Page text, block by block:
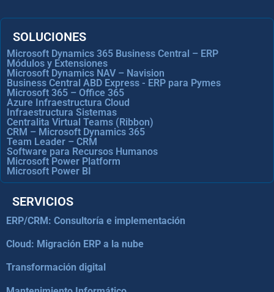
SOLUCIONES
Microsoft Dynamics 365 Business Central – ERP
Módulos y Extensiones
Microsoft Dynamics NAV – Navision
Business Central ABD Express - ERP para Pymes
Microsoft 365 – Office 365
Azure Infraestructura Cloud
Infraestructura Sistemas
Centralita Virtual Teams (Ribbon)
CRM – Microsoft Dynamics 365
Team Leader – CRM
Software para Recursos Humanos
Microsoft Power Platform
Microsoft Power BI
SERVICIOS
ERP/CRM: Consultoría e implementación
Cloud: Migración ERP a la nube
Transformación digital